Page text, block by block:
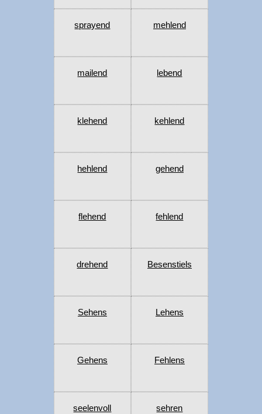
sprayend mehlend
mailend lebend
klehend kehlend
hehlend gehend
flehend fehlend
drehend Besenstiels
Sehens Lehens
Gehens Fehlens
seelenvoll sehren